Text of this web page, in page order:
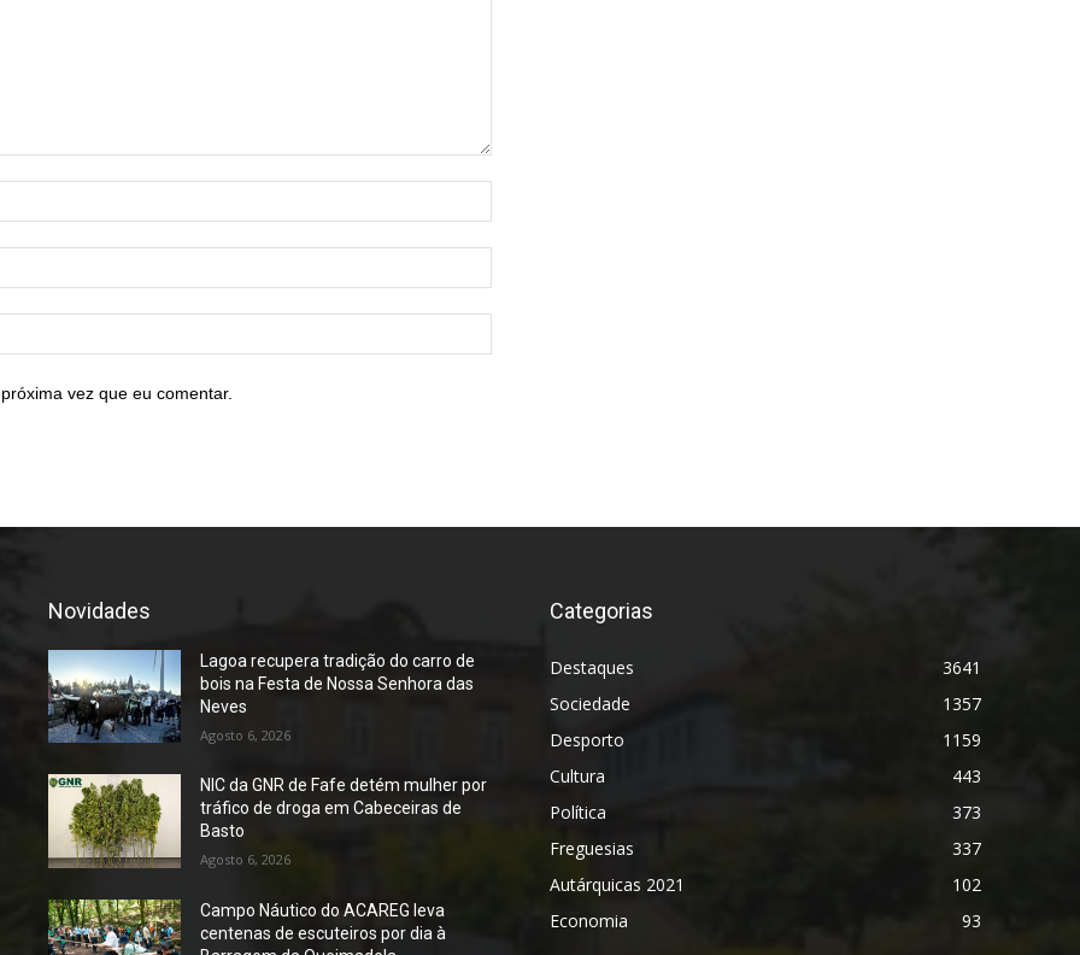
vez que eu comentar.
Novidades
Lagoa recupera tradição do carro de
bois na Festa de Nossa Senhora das
Neves
Agosto 6, 2026
NIC da GNR de Fafe detém mulher por
tráfico de droga em Cabeceiras de
Basto
Agosto 6, 2026
Campo Náutico do ACAREG leva
centenas de escuteiros por dia à
Categorias
Destaques
3641
Sociedade
1357
Desporto
1159
Cultura
443
Política
373
Freguesias
337
Autárquicas 2021
102
Economia
93